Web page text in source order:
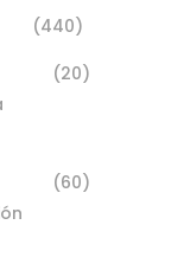
(440)
(20)
(60)